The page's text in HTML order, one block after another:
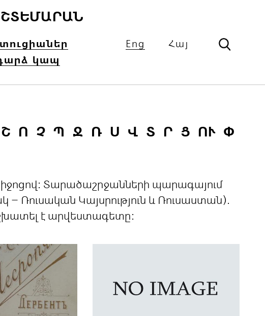
կապ
Eng Հայ
Շ Ո Չ Պ Ջ Ռ Ս Վ Տ Ր Ց ՈՒ Փ
Տարածաշրջանների պարագայում
Կայսրություն և Ռուսաստան).
է արվեստագետը: